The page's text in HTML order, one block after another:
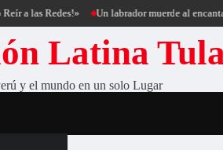
Redes!» Un labrador muerde al encantador
Latina
y el mundo en un solo Lugar